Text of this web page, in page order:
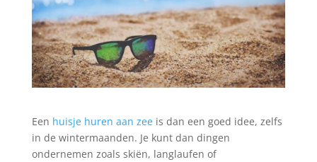
Een huisje huren aan zeeis dan een goed idee, zelfs
in de wintermaanden. Je kunt dan dingen
ondernemen zoals skiën, langlaufen of